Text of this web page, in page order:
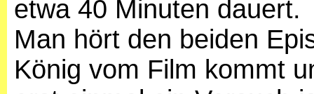
etwa 40 Minuten dauert.
Man hört den beiden
König vom Film kommt